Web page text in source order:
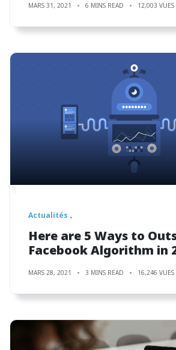
MARS 31, 2021 6 MINS READ 12,003 VUES
Actualités
Here are 5 Ways to
Facebook Algorithm in
MARS 28, 2021 3 MINS READ 16,246 VUES